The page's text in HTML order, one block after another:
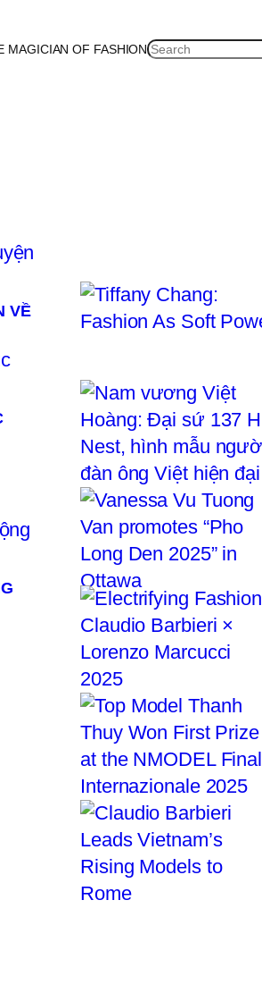
MAGICIAN OF FASHIONSEARCH
VỀ